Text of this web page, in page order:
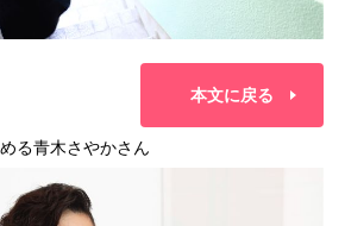
本文に戻る
る青木さやかさん